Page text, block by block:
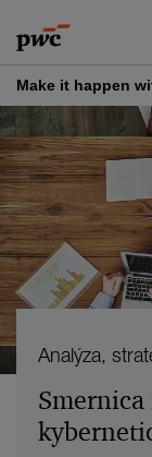
to
content
to
footer
Make it happen
Smernica
Analýza,